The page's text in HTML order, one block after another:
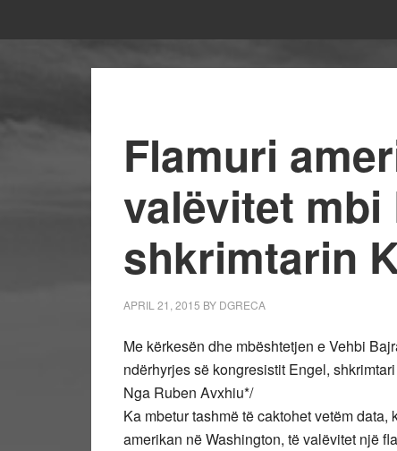
Flamuri
valëvitet
shkrimtarin
APRIL 21, 2015 BY DGRECA
Me kërkesën dhe mbështetjen e Vehbi
ndërhyrjes së kongresistit Engel,
Nga Ruben Avxhiu*/
Ka mbetur tashmë të caktohet vetëm
amerikan në Washington, të valëvitet një